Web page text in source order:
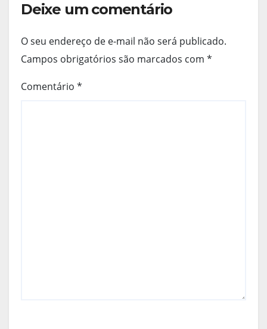
Deixe um comentário
O seu endereço de e-mail não será publicado.
Campos obrigatórios são marcados com *
Comentário *